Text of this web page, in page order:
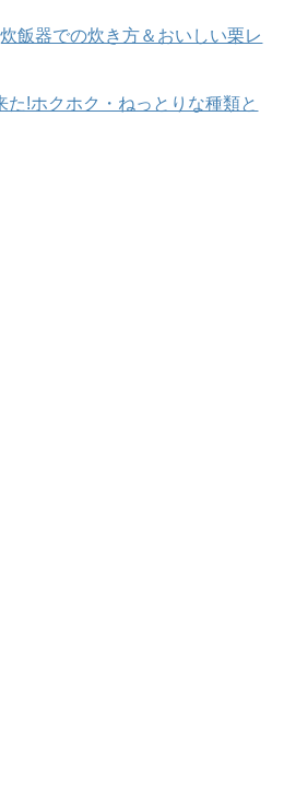
飯器での炊き方＆おいしい栗レ
た!ホクホク・ねっとりな種類と